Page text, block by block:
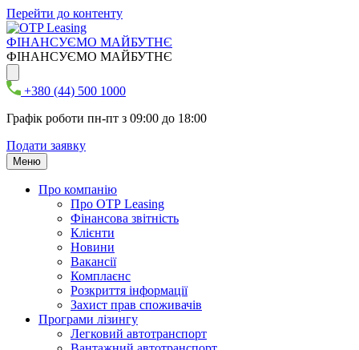
Перейти до контенту
ФІНАНСУЄМО МАЙБУТНЄ
ФІНАНСУЄМО МАЙБУТНЄ
+380 (44) 500 1000
Графік роботи пн-пт з 09:00 до 18:00
Подати заявку
Меню
Про компанію
Про ОТР Leasing
Фінансова звітність
Клієнти
Новини
Вакансії
Комплаєнс
Розкриття інформації
Захист прав споживачів
Програми лізингу
Легковий автотранспорт